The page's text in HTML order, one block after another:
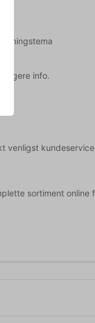
info.
venligst
sortiment